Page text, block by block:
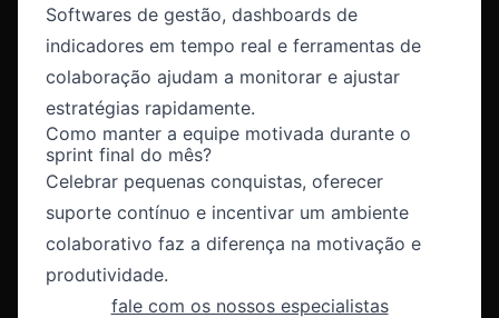
Softwares de gestão, dashboards de
indicadores em tempo real e ferramentas de
colaboração ajudam a monitorar e ajustar
estratégias rapidamente.
Como manter a equipe motivada durante o
sprint final do mês?
Celebrar pequenas conquistas, oferecer
suporte contínuo e incentivar um ambiente
colaborativo faz a diferença na motivação e
produtividade.
fale com os nossos especialistas